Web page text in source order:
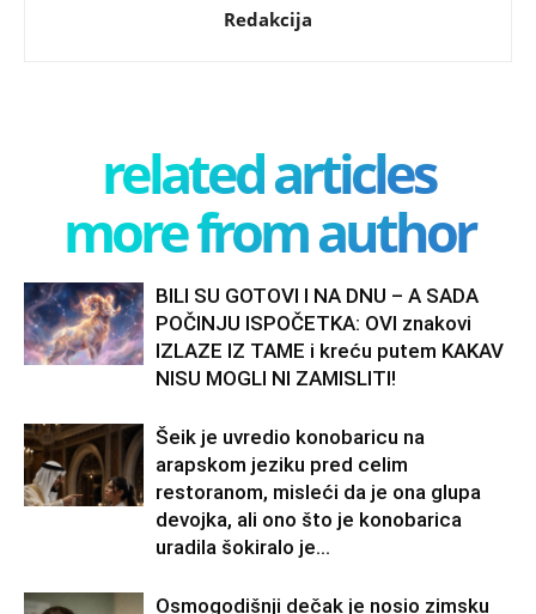
Redakcija
related articles
more from author
BILI SU GOTOVI I NA DNU – A SADA
POČINJU ISPOČETKA: OVI znakovi
IZLAZE IZ TAME i kreću putem KAKAV
NISU MOGLI NI ZAMISLITI!
Šeik je uvredio konobaricu na
arapskom jeziku pred celim
restoranom, misleći da je ona glupa
devojka, ali ono što je konobarica
uradila šokiralo je...
Osmogodišnji dečak je nosio zimsku